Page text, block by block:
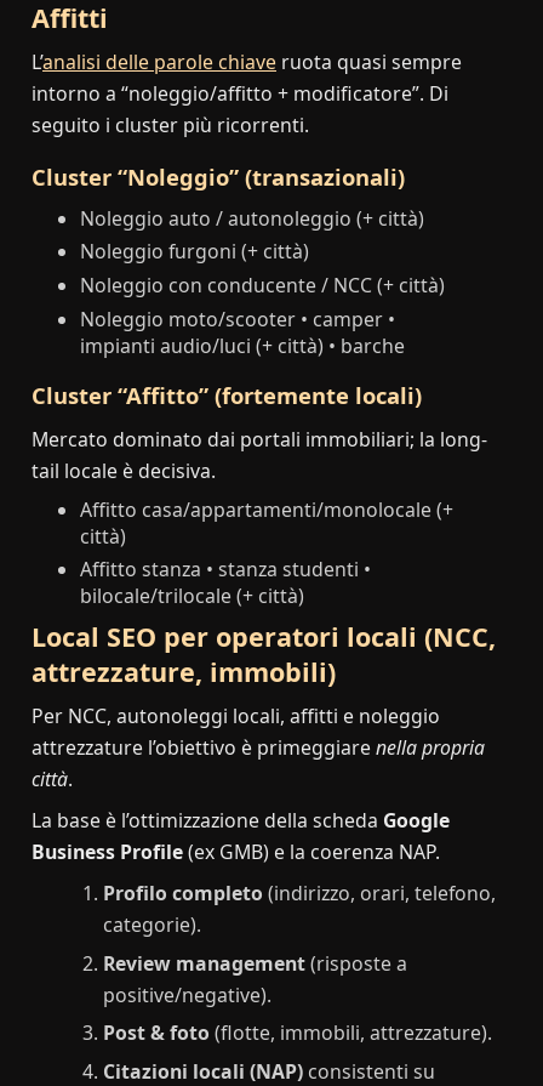
Affitti
L’analisi delle parole chiave ruota quasi sempre
intorno a “noleggio/affitto + modificatore”. Di
seguito i cluster più ricorrenti.
Cluster “Noleggio” (transazionali)
Noleggio auto / autonoleggio (+ città)
Noleggio furgoni (+ città)
Noleggio con conducente / NCC (+ città)
Noleggio moto/scooter • camper •
impianti audio/luci (+ città) • barche
Cluster “Affitto” (fortemente locali)
Mercato dominato dai portali immobiliari; la long-
tail locale è decisiva.
Affitto casa/appartamenti/monolocale (+
città)
Affitto stanza • stanza studenti •
bilocale/trilocale (+ città)
Local SEO per operatori locali (NCC,
attrezzature, immobili)
Per NCC, autonoleggi locali, affitti e noleggio
attrezzature l’obiettivo è primeggiarenella propria
città.
La base è l’ottimizzazione della scheda Google
Business Profile(ex GMB) e la coerenza NAP.
Profilo completo (indirizzo, orari, telefono,
categorie).
Review management(risposte a
positive/negative).
Post & foto (flotte, immobili, attrezzature).
Citazioni locali (NAP) consistenti su